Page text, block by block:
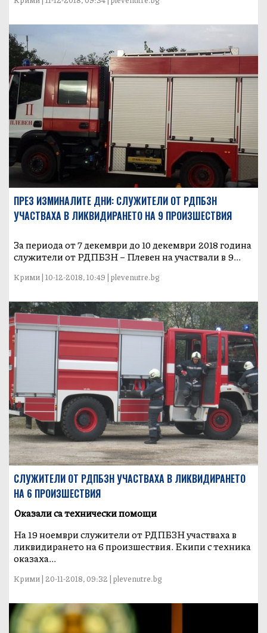
ПРЕЗ ИЗМИНАЛИТЕ ДНИ: СЛУЖИТЕЛИ ОТ РДПБЗН
УЧАСТВАХА В ЛИКВИДИРАНЕТО НА 9 ПРОИЗШЕСТВИЯ
За периода от 7 декември до 10 декември 2018 година
служители от РДПБЗН – Плевен на участвали в 9...
Крими | 10-12-2018, 10:49 | plevenutre.bg
СЛУЖИТЕЛИ ОТ РДПБЗН УЧАСТВАХА В ЛИКВИДИРАНЕТО
НА 6 ПРОИЗШЕСТВИЯ
Оказали са технически помощи
На 19 ноември служители от РДПБЗН участваха в
ликвидирането на 6 произшествия. Екипи с техника
оказаха...
Крими | 20-11-2018, 09:32 | plevenutre.bg